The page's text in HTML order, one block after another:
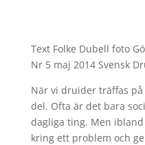
Text Folke Dubell foto
Nr 5 maj 2014 Svensk
När vi druider träffas
del. Ofta är det bara
dagliga ting. Men
kring ett problem och